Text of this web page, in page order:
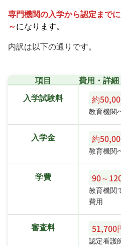
専門機関の入学から認定まで
～になります。
内訳は以下の通りです。
項目
費用・詳細
入学試験料
約
教育機関
入学金 約
教育機関
学費 90～
教育機関
費用
審査料 51,700
認定看護